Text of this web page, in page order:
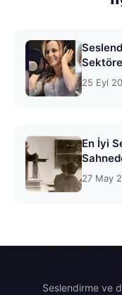
25 Eyl
En İyi
27 May
Seslendirme ve